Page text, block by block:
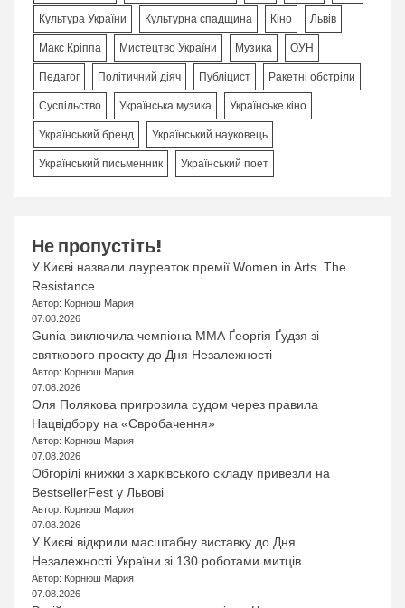
Культура України Культурна спадщина Кіно Львів
Макс Кріппа Мистецтво України Музика ОУН
Педагог Політичний діяч Публіцист Ракетні обстріли
Суспільство Українська музика Українське кіно
Український бренд Український науковець
Український письменник Український поет
Не пропустіть!
У Києві назвали лауреаток премії Women in Arts. The
Resistance
Автор: Корнюш Мария
07.08.2026
Gunia виключила чемпіона ММА Ґеоргія Ґудзя зі
святкового проєкту до Дня Незалежності
Автор: Корнюш Мария
07.08.2026
Оля Полякова пригрозила судом через правила
Нацвідбору на «Євробачення»
Автор: Корнюш Мария
07.08.2026
Обгорілі книжки з харківського складу привезли на
BestsellerFest у Львові
Автор: Корнюш Мария
07.08.2026
У Києві відкрили масштабну виставку до Дня
Незалежності України зі 130 роботами митців
Автор: Корнюш Мария
07.08.2026